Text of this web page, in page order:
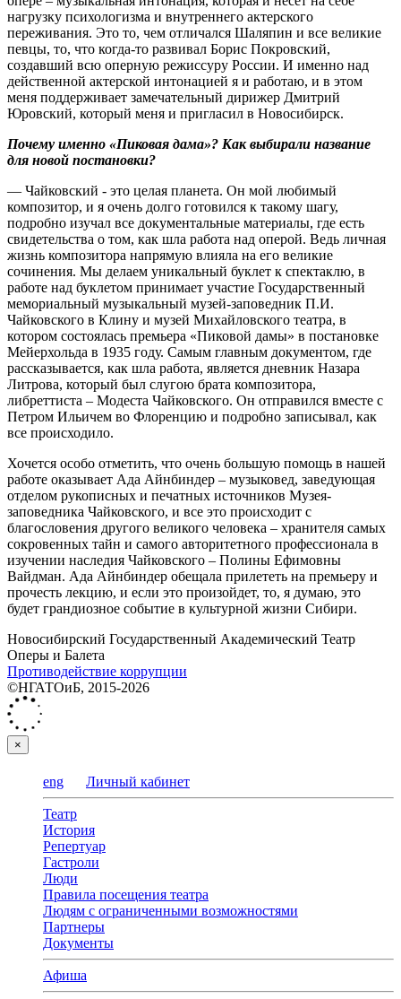
нагрузку психологизма и внутреннего актерского
переживания. Это то, чем отличался Шаляпин и все великие
певцы, то, что когда-то развивал Борис Покровский,
создавший всю оперную режиссуру России. И именно над
действенной актерской интонацией я и работаю, и в этом
меня поддерживает замечательный дирижер Дмитрий
Юровский, который меня и пригласил в Новосибирск.
Почему именно «Пиковая дама»? Как выбирали название
для новой постановки?
— Чайковский - это целая планета. Он мой любимый
композитор, и я очень долго готовился к такому шагу,
подробно изучал все документальные материалы, где есть
свидетельства о том, как шла работа над оперой. Ведь личная
жизнь композитора напрямую влияла на его великие
сочинения. Мы делаем уникальный буклет к спектаклю, в
работе над буклетом принимает участие Государственный
мемориальный музыкальный музей-заповедник П.И.
Чайковского в Клину и музей Михайловского театра, в
котором состоялась премьера «Пиковой дамы» в постановке
Мейерхольда в 1935 году. Самым главным документом, где
рассказывается, как шла работа, является дневник Назара
Литрова, который был слугою брата композитора,
либреттиста – Модеста Чайковского. Он отправился вместе с
Петром Ильичем во Флоренцию и подробно записывал, как
все происходило.
Хочется особо отметить, что очень большую помощь в нашей
работе оказывает Ада Айнбиндер – музыковед, заведующая
отделом рукописных и печатных источников Музея-
заповедника Чайковского, и все это происходит с
благословения другого великого человека – хранителя самых
сокровенных тайн и самого авторитетного профессионала в
изучении наследия Чайковского – Полины Ефимовны
Вайдман. Ада Айнбиндер обещала прилететь на премьеру и
прочесть лекцию, и если это произойдет, то, я думаю, это
будет грандиозное событие в культурной жизни Сибири.
Новосибирский Государственный Академический Театр
Оперы и Балета
Противодействие коррупции
©НГАТОиБ, 2015-2026
×
eng Личный кабинет
Театр
История
Репертуар
Гастроли
Люди
Правила посещения театра
Людям с ограниченными возможностями
Партнеры
Документы
Афиша